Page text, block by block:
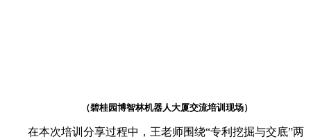
（碧桂园博智林机器人大厦交流培训现场）
在本次培训分享过程中，王老师围绕“专利挖掘与交底”两